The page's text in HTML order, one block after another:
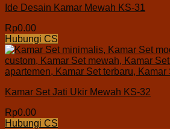
Ide Desain Kamar Mewah KS-31
Rp0.00
Hubungi CS
Kamar Set Jati Ukir Mewah KS-32
Rp0.00
Hubungi CS